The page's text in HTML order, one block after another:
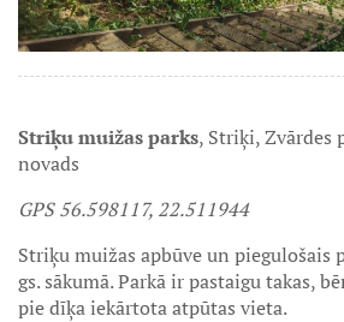
Striķu muižas parks, Striķi, Zvārdes
novads
GPS 56.598117, 22.511944
Striķu muižas apbūve un piegulošais
gs. sākumā. Parkā ir pastaigu takas,
pie dīķa iekārtota atpūtas vieta.